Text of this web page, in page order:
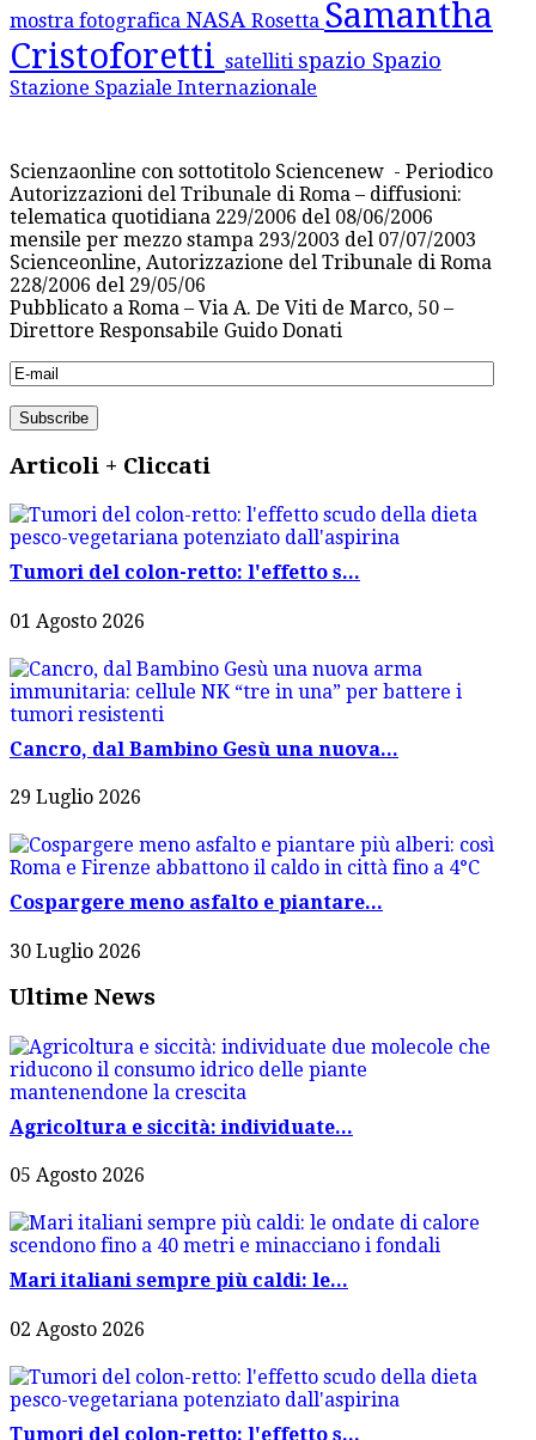
mostra fotografica NASA Rosetta Samantha
Cristoforetti satelliti spazio Spazio
Stazione Spaziale Internazionale
Scienzaonline con sottotitolo Sciencenew - Periodico
Autorizzazioni del Tribunale di Roma – diffusioni:
telematica quotidiana 229/2006 del 08/06/2006
mensile per mezzo stampa 293/2003 del 07/07/2003
Scienceonline, Autorizzazione del Tribunale di Roma
228/2006 del 29/05/06
Pubblicato a Roma – Via A. De Viti de Marco, 50 –
Direttore Responsabile Guido Donati
Articoli + Cliccati
Tumori del colon-retto: l'effetto s...
01 Agosto 2026
Cancro, dal Bambino Gesù una nuova...
29 Luglio 2026
Cospargere meno asfalto e piantare...
30 Luglio 2026
Ultime News
Agricoltura e siccità: individuate...
05 Agosto 2026
Mari italiani sempre più caldi: le...
02 Agosto 2026
Tumori del colon-retto: l'effetto s...